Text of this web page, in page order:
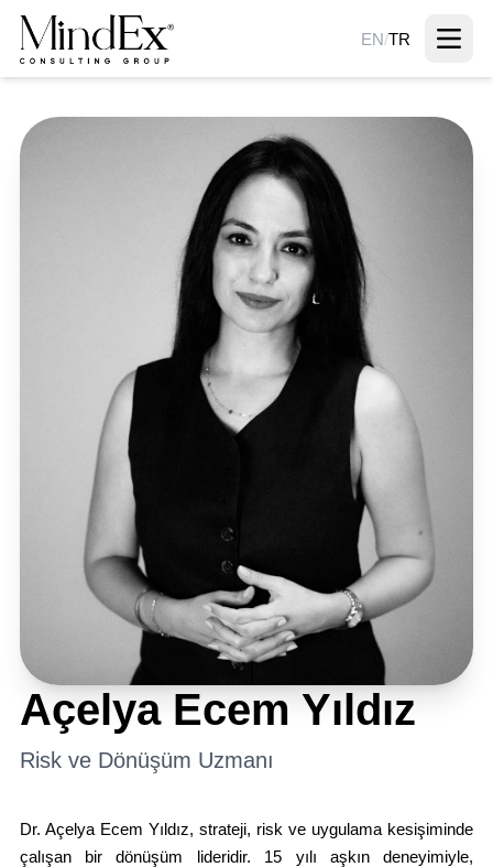
EN/TR
Açelya Ecem Yıldız
Risk ve Dönüşüm Uzmanı
Dr. Açelya Ecem Yıldız, strateji, risk ve uygulama kesişiminde
çalışan bir dönüşüm lideridir. 15 yılı aşkın deneyimiyle,